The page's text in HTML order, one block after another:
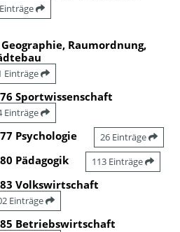
Raumordnung,
Einträge
76 Sportwissenschaft
Einträge
77 Psychologie 26 Einträge
80 Pädagogik 113 Einträge
83 Volkswirtschaft
Einträge
85 Betriebswirtschaft